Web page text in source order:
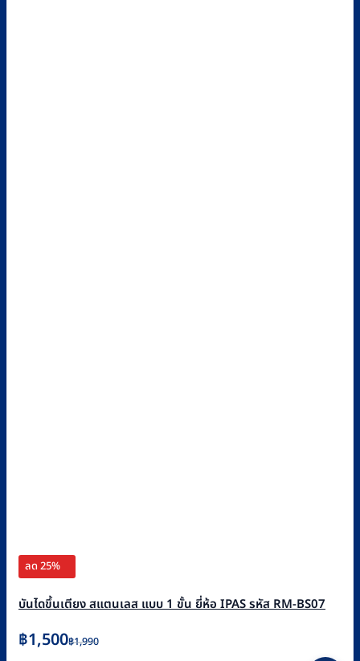
ลด 25%
บันไดขึ้นเตียง สแตนเลส แบบ 1 ขั้น ยี่ห้อ IPAS รหัส RM-BS07
฿1,990
Original
฿1,500
Current